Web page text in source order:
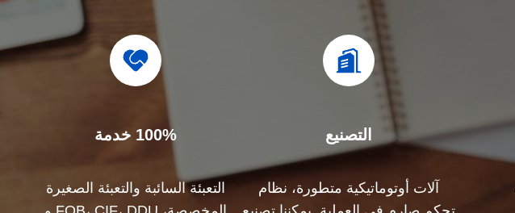
التصنيع
آلات أوتوماتيكية متطورة، نظام
100% خدمة
التعبئة السائبة والتعبئة الصغيرة